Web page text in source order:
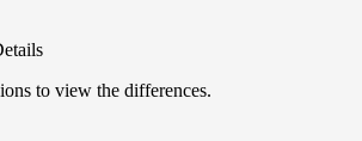
to view the differences.